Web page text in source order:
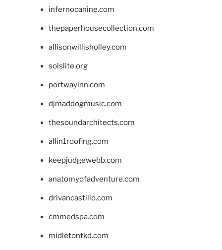
infernocanine.com
thepaperhousecollection.com
allisonwillisholley.com
solslite.org
portwayinn.com
djmaddogmusic.com
thesoundarchitects.com
allin1roofing.com
keepjudgewebb.com
anatomyofadventure.com
drivancastillo.com
cmmedspa.com
midletontkd.com